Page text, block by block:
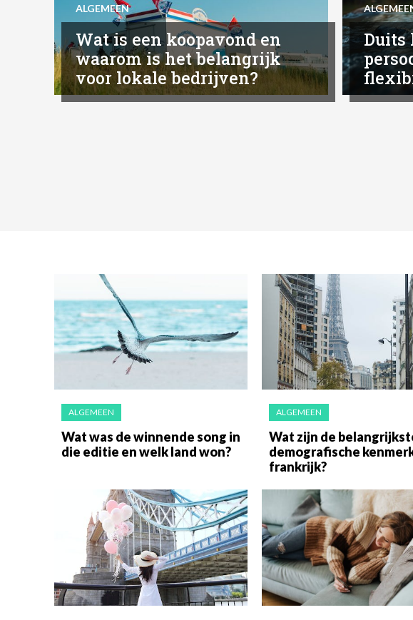
ALGEMEEN
Wat is een koopavond en
waarom is het belangrijk
voor lokale bedrijven?
Duits
ALGEMEEN
Wat was de winnende song in
die editie en welk land won?
ALGEMEEN
Wat zijn de
demografische
frankrijk?